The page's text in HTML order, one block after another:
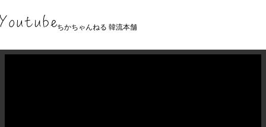
ちかちゃんねる 韓流本舗